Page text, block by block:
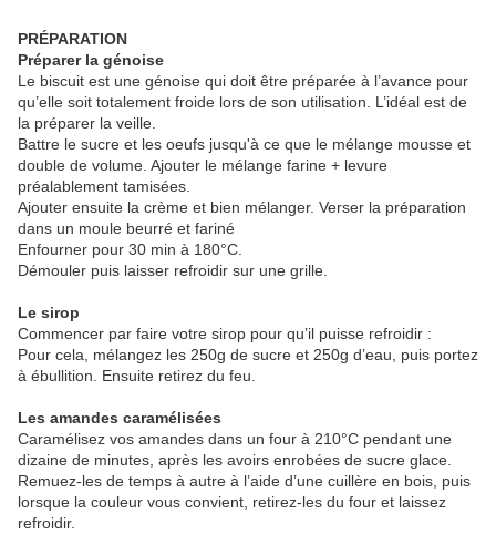
PRÉPARATION
Préparer la génoise
Le biscuit est une génoise qui doit être préparée à l’avance pour
qu’elle soit totalement froide lors de son utilisation. L’idéal est de
la préparer la veille.
Battre le sucre et les oeufs jusqu'à ce que le mélange mousse et
double de volume. Ajouter le mélange farine + levure
préalablement tamisées.
Ajouter ensuite la crème et bien mélanger. Verser la préparation
dans un moule beurré et fariné
Enfourner pour 30 min à 180°C.
Démouler puis laisser refroidir sur une grille.
Le sirop
Commencer par faire votre sirop pour qu’il puisse refroidir :
Pour cela, mélangez les 250g de sucre et 250g d’eau, puis portez
à ébullition. Ensuite retirez du feu.
Les amandes caramélisées
Caramélisez vos amandes dans un four à 210°C pendant une
dizaine de minutes, après les avoirs enrobées de sucre glace.
Remuez-les de temps à autre à l’aide d’une cuillère en bois, puis
lorsque la couleur vous convient, retirez-les du four et laissez
refroidir.